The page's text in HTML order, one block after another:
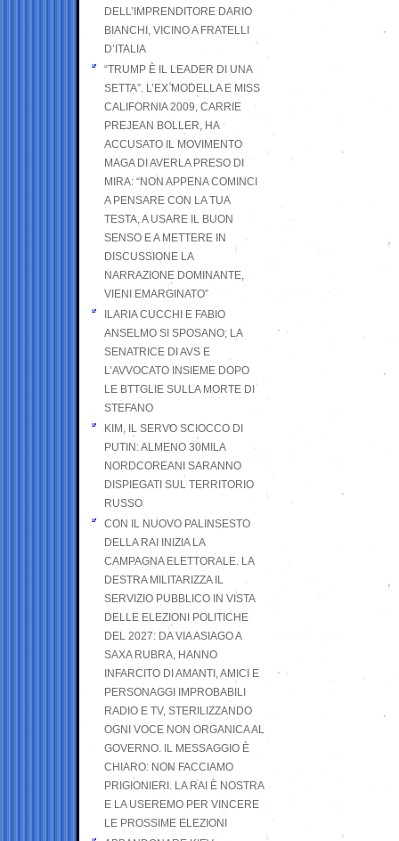
DELL’IMPRENDITORE DARIO
BIANCHI, VICINO A FRATELLI
D’ITALIA
“TRUMP È IL LEADER DI UNA
SETTA”. L’EX MODELLA E MISS
CALIFORNIA 2009, CARRIE
PREJEAN BOLLER, HA
ACCUSATO IL MOVIMENTO
MAGA DI AVERLA PRESO DI
MIRA: “NON APPENA COMINCI
A PENSARE CON LA TUA
TESTA, A USARE IL BUON
SENSO E A METTERE IN
DISCUSSIONE LA
NARRAZIONE DOMINANTE,
VIENI EMARGINATO”
ILARIA CUCCHI E FABIO
ANSELMO SI SPOSANO; LA
SENATRICE DI AVS E
L’AVVOCATO INSIEME DOPO
LE BTTGLIE SULLA MORTE DI
STEFANO
KIM, IL SERVO SCIOCCO DI
PUTIN: ALMENO 30MILA
NORDCOREANI SARANNO
DISPIEGATI SUL TERRITORIO
RUSSO
CON IL NUOVO PALINSESTO
DELLA RAI INIZIA LA
CAMPAGNA ELETTORALE. LA
DESTRA MILITARIZZA IL
SERVIZIO PUBBLICO IN VISTA
DELLE ELEZIONI POLITICHE
DEL 2027: DA VIA ASIAGO A
SAXA RUBRA, HANNO
INFARCITO DI AMANTI, AMICI E
PERSONAGGI IMPROBABILI
RADIO E TV, STERILIZZANDO
OGNI VOCE NON ORGANICA AL
GOVERNO. IL MESSAGGIO È
CHIARO: NON FACCIAMO
PRIGIONIERI. LA RAI È NOSTRA
E LA USEREMO PER VINCERE
LE PROSSIME ELEZIONI